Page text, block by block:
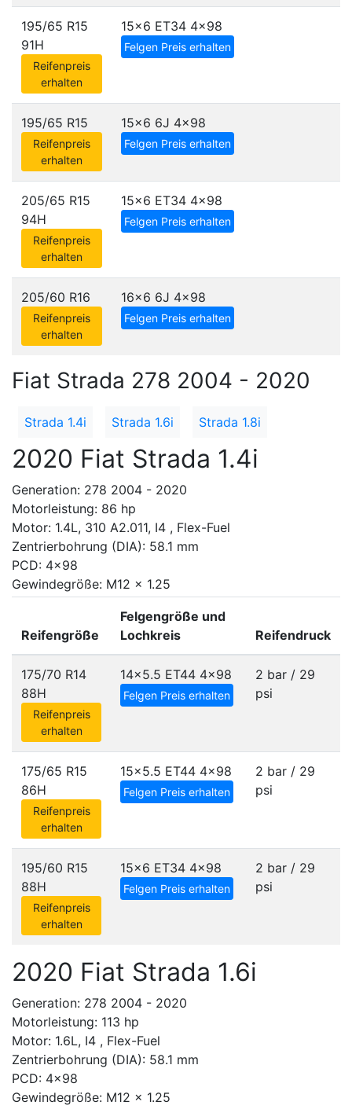
195/65 R15
91H
Reifenpreis
erhalten
15x6 ET34 4x98
Felgen Preis erhalten
195/65 R15
Reifenpreis
erhalten
15x6 6J 4x98
Felgen Preis erhalten
205/65 R15
94H
Reifenpreis
erhalten
15x6 ET34 4x98
Felgen Preis erhalten
205/60 R16
Reifenpreis
erhalten
16x6 6J 4x98
Felgen Preis erhalten
Fiat Strada 278 2004 - 2020
Strada 1.4i Strada 1.6i Strada 1.8i
2020 Fiat Strada 1.4i
Generation: 278 2004 - 2020
Motorleistung: 86 hp
Motor: 1.4L, 310 A2.011, I4 , Flex-Fuel
Zentrierbohrung (DIA): 58.1 mm
PCD: 4x98
Gewindegröße: M12 x 1.25
Reifengröße
Felgengröße und
Lochkreis
Reifendruck
175/70 R14
88H
Reifenpreis
erhalten
14x5.5 ET44 4x98
Felgen Preis erhalten
2 bar / 29
psi
175/65 R15
86H
Reifenpreis
erhalten
15x5.5 ET44 4x98
Felgen Preis erhalten
2 bar / 29
psi
195/60 R15
88H
Reifenpreis
erhalten
15x6 ET34 4x98
Felgen Preis erhalten
2 bar / 29
psi
2020 Fiat Strada 1.6i
Generation: 278 2004 - 2020
Motorleistung: 113 hp
Motor: 1.6L, I4 , Flex-Fuel
Zentrierbohrung (DIA): 58.1 mm
PCD: 4x98
Gewindegröße: M12 x 1.25